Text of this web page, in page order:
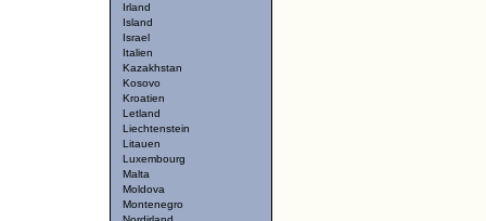
Irland
Island
Israel
Italien
Kazakhstan
Kosovo
Kroatien
Letland
Liechtenstein
Litauen
Luxembourg
Malta
Moldova
Montenegro